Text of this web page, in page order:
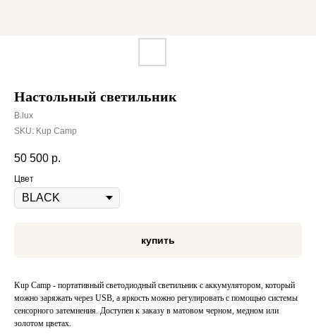
Настольный светильник
B.lux
SKU: Kup Camp
50 500 р.
Цвет
купить
Kup Camp - портативный светодиодный светильник с аккумулятором, который
можно заряжать через USB, а яркость можно регулировать с помощью системы
сенсорного затемнения. Доступен к заказу в матовом черном, медном или
золотом цветах.